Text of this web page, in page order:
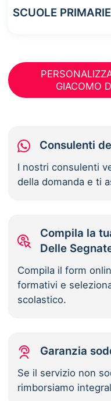
SCUOLE
GIACOMO
Consulenti
I nostri consulenti
della domanda e ti
Compila la
Delle
Compila il form
formativi e
scolastico.
Garanzia
Se il servizio non
rimborsiamo